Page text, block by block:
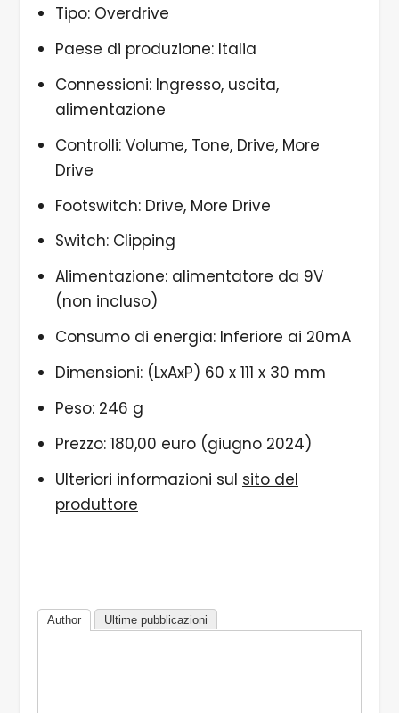
Tipo: Overdrive
Paese di produzione: Italia
Connessioni: Ingresso, uscita,
alimentazione
Controlli: Volume, Tone, Drive, More
Drive
Footswitch: Drive, More Drive
Switch: Clipping
Alimentazione: alimentatore da 9V
(non incluso)
Consumo di energia: Inferiore ai 20mA
Dimensioni: (LxAxP) 60 x 111 x 30 mm
Peso: 246 g
Prezzo: 180,00 euro (giugno 2024)
Ulteriori informazioni sul sito del
produttore
Author Ultime pubblicazioni